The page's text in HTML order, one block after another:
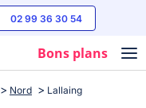
02 99 36 30 54
Bons plans
Nord Lallaing